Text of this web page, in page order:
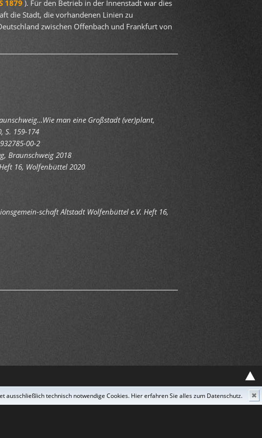
ausschließlich technisch notwendige Cookies. Hier erfahren Sie alles zum Datenschutz. ✖
1879 ). Für den Betrieb in der Innenstadt war dies
die Stadt, die vorhandenen Linien zu
zwischen Offenbach und Frankfurt von
man eine Großstadt (ver)plant,
S. 159-174
00-2
Braunschweig 2018
16, Wolfenbüttel 2020
schaft Altstadt Wolfenbüttel e.V. Heft 16,